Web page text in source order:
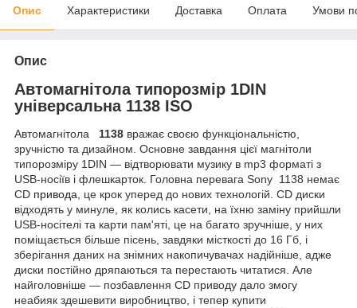
Опис Характеристики Доставка Оплата Умови
Опис
Автомагнітола типорозмір 1DIN
універсальна 1138 ISO
Автомагнітола 1138 вражає своєю функціональністю,
зручністю та дизайном. Основне завдання цієї магнітоли
типорозміру 1DIN — відтворювати музику в mp3 форматі з
USB-носіїв і флешкарток. Головна перевага Sony 1138 немає
CD привода, це крок уперед до нових технологій. CD диски
відходять у минуле, як колись касети, на їхню заміну прийшли
USB-носітелі та карти пам'яті, це на багато зручніше, у них
поміщається більше пісень, завдяки місткості до 16 Гб, і
зберігання даних на знімних накопичувачах надійніше, адже
диски постійно дряпаються та перестають читатися. Але
найголовніше — позбавлення CD приводу дало змогу
неабияк здешевити виробництво, і тепер купити